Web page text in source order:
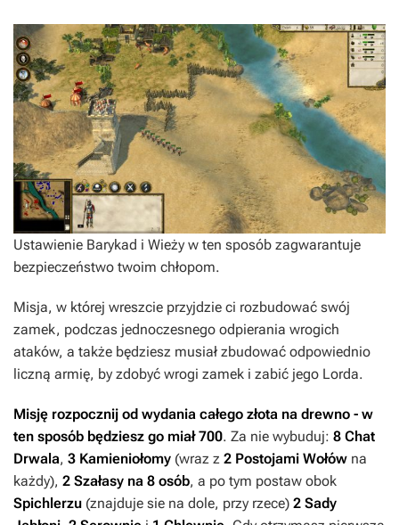
Ustawienie Barykad i Wieży w ten sposób zagwarantuje
bezpieczeństwo twoim chłopom.
Misja, w której wreszcie przyjdzie ci rozbudować swój
zamek, podczas jednoczesnego odpierania wrogich
ataków, a także będziesz musiał zbudować odpowiednio
liczną armię, by zdobyć wrogi zamek i zabić jego Lorda.
Misję rozpocznij od wydania całego złota na drewno - w
ten sposób będziesz go miał 700. Za nie wybuduj: 8 Chat
Drwala, 3 Kamieniołomy (wraz z 2 Postojami Wołów na
każdy), 2 Szałasy na 8 osób, a po tym postaw obok
Spichlerzu (znajduje sie na dole, przy rzece) 2 Sady